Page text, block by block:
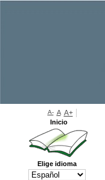
A- A A+
Inicio
Elige idioma